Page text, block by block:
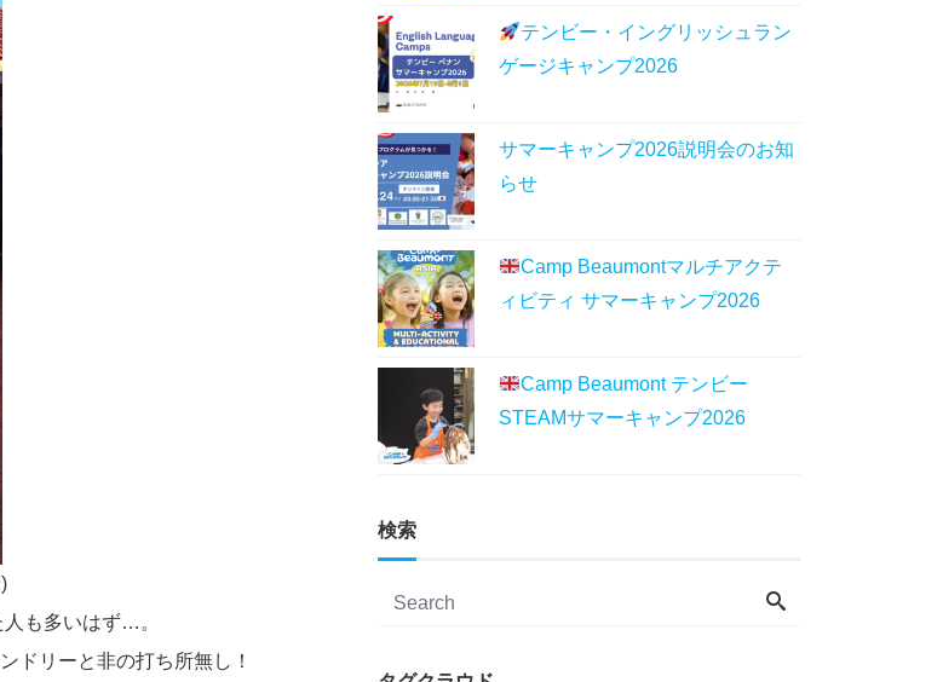
人も多いはず…。
ドリーと非の打ち所無し！
テンビー・イングリッシュラン
ゲージキャンプ2026
サマーキャンプ2026説明会のお知
らせ
Camp Beaumontマルチアクテ
ィビティ サマーキャンプ2026
Camp Beaumont テンビー
STEAMサマーキャンプ2026
検索